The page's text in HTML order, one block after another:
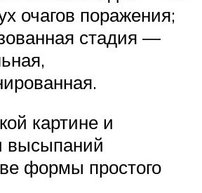
очагов поражения;
стадия —
картине и
высыпаний
формы простого